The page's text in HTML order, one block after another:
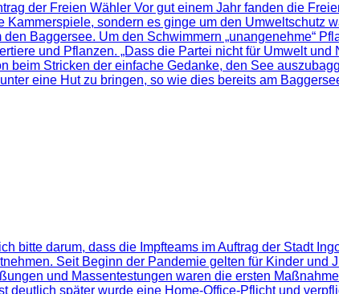
der Freien Wähler Vor gut einem Jahr fanden die
sondern es ginge um den Umweltschutz
Baggersee. Um den Schwimmern „unangenehme“
und Pflanzen. „Dass die Partei nicht für Umwelt
beim Stricken der einfache Gedanke, den See
eine Hut zu bringen, so wie dies bereits am
bitte darum, dass die Impfteams im Auftrag der Stadt
Seit Beginn der Pandemie gelten für Kinder
und Massentestungen waren die ersten
deutlich später wurde eine Home-Office-Pflicht und